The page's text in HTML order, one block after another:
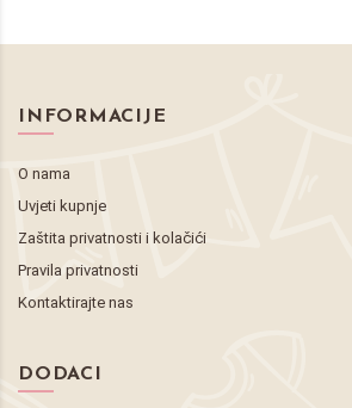
INFORMACIJE
O nama
Uvjeti kupnje
Zaštita privatnosti i kolačići
Pravila privatnosti
Kontaktirajte nas
DODACI